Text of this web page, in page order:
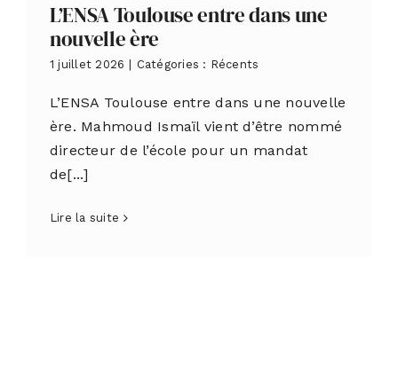
L’ENSA Toulouse entre dans une
nouvelle ère
1 juillet 2026 Catégories : Récents
L’ENSA Toulouse entre dans une nouvelle
ère. Mahmoud Ismaïl vient d’être nommé
directeur de l’école pour un mandat
de[...]
Lire la suite